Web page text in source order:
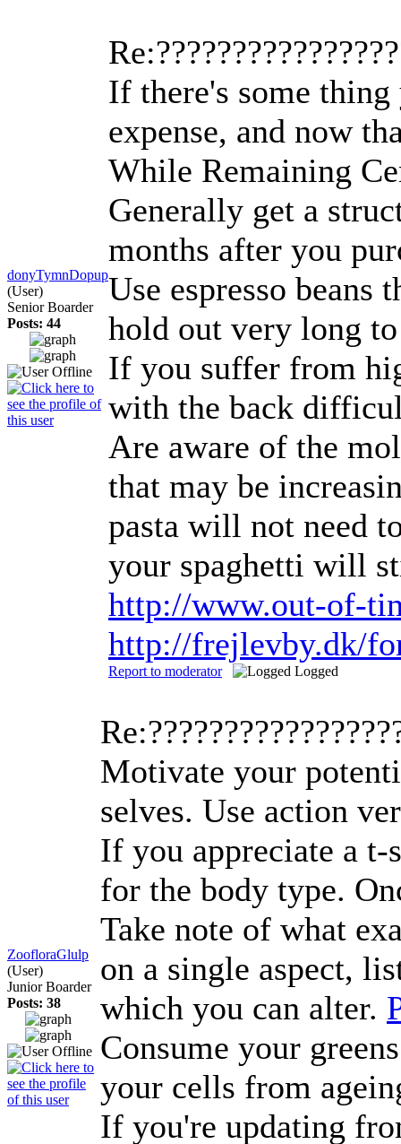
donyTymnDopup
(User)
Senior Boarder
Posts: 44
If there's some
expense, and now
While Remaining
Generally get a
months after you
Use espresso
hold out very long
If you suffer from
with the back
Are aware of the
that may be
pasta will not need
your spaghetti will
http://www.out-of-
http://frejlevby.dk/
Report to moderator Logged
ZoofloraGlulp
(User)
Junior Boarder
Posts: 38
Motivate your
selves. Use action
If you appreciate a
for the body type.
Take note of what
on a single aspect,
which you can alter.
Consume your
your cells from
If you're updating